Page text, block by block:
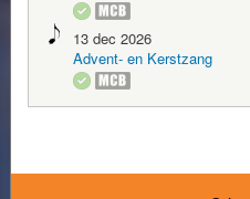
13 dec 2026
Advent- en Kerstzang